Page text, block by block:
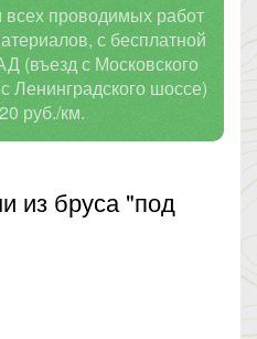
всех проводимых работ
с бесплатной
(въезд с Московского
шоссе)
руб./км.
из бруса "под